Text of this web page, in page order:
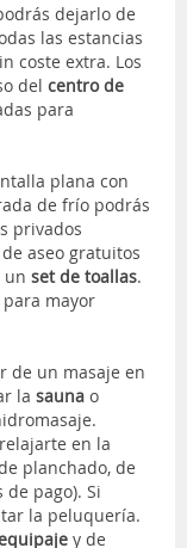
dejarlo de
las estancias
coste extra. Los
del centro de
para
plana con
de frío podrás
privados
aseo gratuitos
un set de toallas.
para mayor
de un masaje en
la sauna o
en la
planchado, de
de pago). Si
la peluquería.
y de